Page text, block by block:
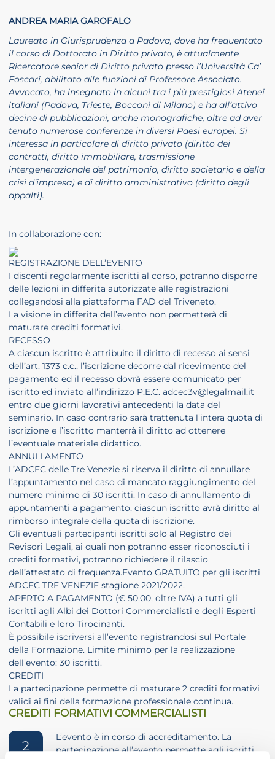
ANDREA MARIA GAROFALO
Laureato in Giurisprudenza a Padova, dove ha frequentato
il corso di Dottorato in Diritto privato, è attualmente
Ricercatore senior di Diritto privato presso l’Università Ca’
Foscari, abilitato alle funzioni di Professore Associato.
Avvocato, ha insegnato in alcuni tra i più prestigiosi Atenei
italiani (Padova, Trieste, Bocconi di Milano) e ha all’attivo
decine di pubblicazioni, anche monografiche, oltre ad aver
tenuto numerose conferenze in diversi Paesi europei. Si
interessa in particolare di diritto privato (diritto dei
contratti, diritto immobiliare, trasmissione
intergenerazionale del patrimonio, diritto societario e della
crisi d’impresa) e di diritto amministrativo (diritto degli
appalti).
In collaborazione con:
REGISTRAZIONE DELL’EVENTO
I discenti regolarmente iscritti al corso, potranno disporre
delle lezioni in differita autorizzate alle registrazioni
collegandosi alla piattaforma FAD del Triveneto.
La visione in differita dell’evento non permetterà di
maturare crediti formativi.
RECESSO
A ciascun iscritto è attribuito il diritto di recesso ai sensi
dell’art. 1373 c.c., l’iscrizione decorre dal ricevimento del
pagamento ed il recesso dovrà essere comunicato per
iscritto ed inviato all’indirizzo P.E.C. adcec3v@legalmail.it
entro due giorni lavorativi antecedenti la data del
seminario. In caso contrario sarà trattenuta l’intera quota di
iscrizione e l’iscritto manterrà il diritto ad ottenere
l’eventuale materiale didattico.
ANNULLAMENTO
L’ADCEC delle Tre Venezie si riserva il diritto di annullare
l’appuntamento nel caso di mancato raggiungimento del
numero minimo di 30 iscritti. In caso di annullamento di
appuntamenti a pagamento, ciascun iscritto avrà diritto al
rimborso integrale della quota di iscrizione.
Gli eventuali partecipanti iscritti solo al Registro dei
Revisori Legali, ai quali non potranno esser riconosciuti i
crediti formativi, potranno richiedere il rilascio
dell’attestato di frequenza.Evento GRATUITO per gli iscritti
ADCEC TRE VENEZIE stagione 2021/2022.
APERTO A PAGAMENTO (€ 50,00, oltre IVA) a tutti gli
iscritti agli Albi dei Dottori Commercialisti e degli Esperti
Contabili e loro Tirocinanti.
È possibile iscriversi all’evento registrandosi sul Portale
della Formazione. Limite minimo per la realizzazione
dell’evento: 30 iscritti.
CREDITI
La partecipazione permette di maturare 2 crediti formativi
validi ai fini della formazione professionale continua.
CREDITI FORMATIVI COMMERCIALISTI
2
L’evento è in corso di accreditamento. La
partecipazione all’evento permette agli iscritti